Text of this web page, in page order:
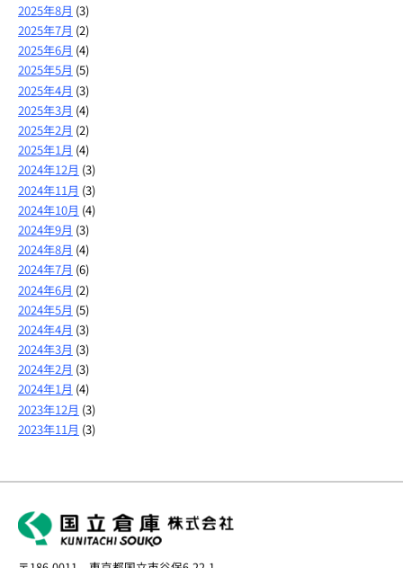
2025年8月 (3)
2025年7月 (2)
2025年6月 (4)
2025年5月 (5)
2025年4月 (3)
2025年3月 (4)
2025年2月 (2)
2025年1月 (4)
2024年12月 (3)
2024年11月 (3)
2024年10月 (4)
2024年9月 (3)
2024年8月 (4)
2024年7月 (6)
2024年6月 (2)
2024年5月 (5)
2024年4月 (3)
2024年3月 (3)
2024年2月 (3)
2024年1月 (4)
2023年12月 (3)
2023年11月 (3)